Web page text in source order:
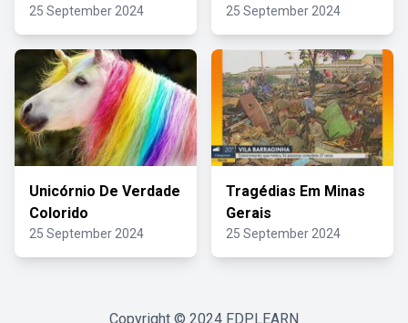
25 September 2024 25 September 2024
Unicórnio De Verdade
Colorido
25 September 2024
Tragédias Em Minas
Gerais
25 September 2024
Copyright © 2024 FDPLEARN